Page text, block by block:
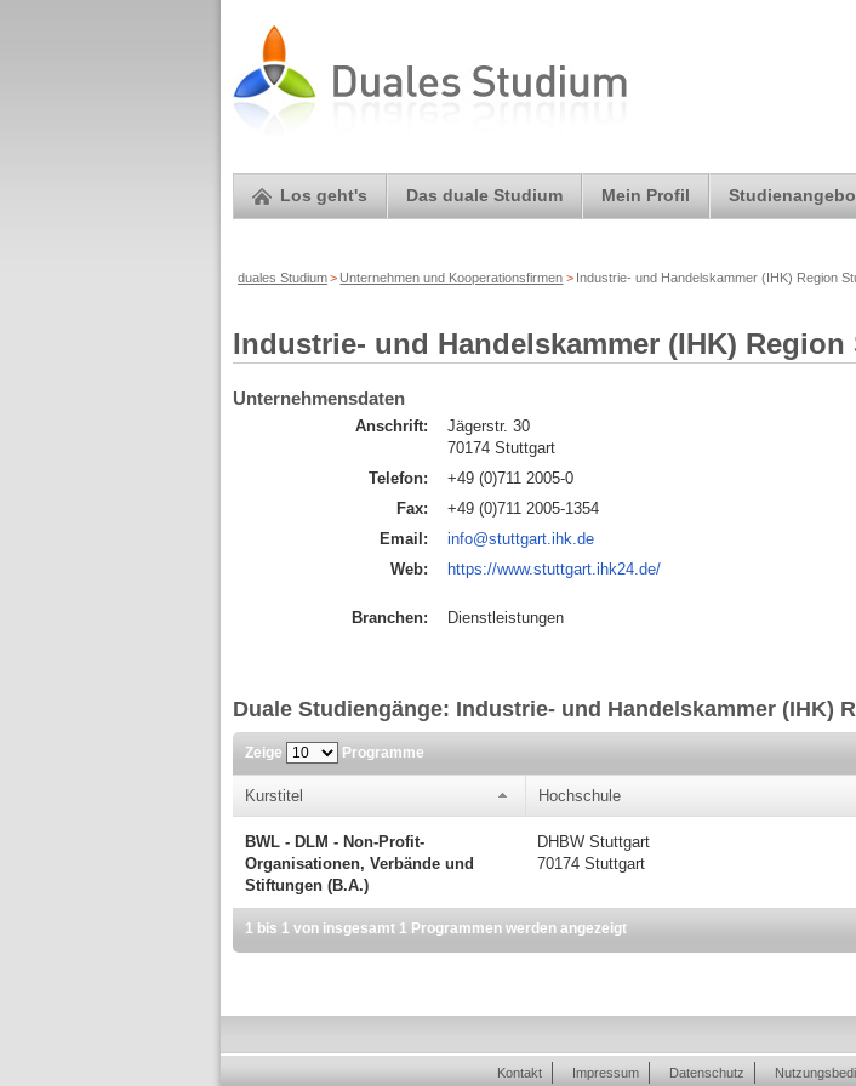
Los geht's Das duale Studium Mein Profil
duales Studium> Unternehmen und Kooperationsfirmen > Industrie- und Handelskammer (IHK) Region
Industrie- und Handelskammer (IHK)
Unternehmensdaten
Anschrift:
Jägerstr. 30
70174 Stuttgart
Telefon:
+49 (0)711 2005-0
Fax:
+49 (0)711 2005-1354
Email:
info@stuttgart.ihk.de
Web:
https://www.stuttgart.ihk24.de/
Branchen: Dienstleistungen
Duale Studiengänge: Industrie- und Handelskammer (IHK)
Zeige Programme
Kurstitel Hochschule
BWL - DLM - Non-Profit-
Organisationen, Verbände und
Stiftungen (B.A.)
DHBW Stuttgart
70174 Stuttgart
1 bis 1 von insgesamt 1 Programmen werden angezeigt
Kontakt Impressum Datenschutz